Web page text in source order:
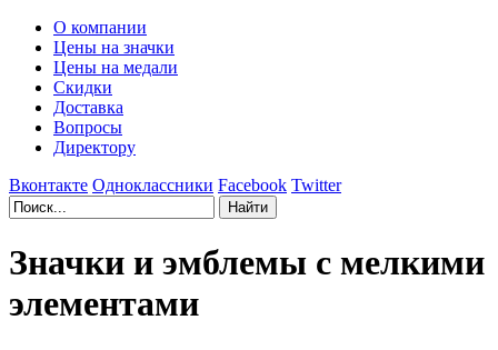
О компании
Цены на значки
Цены на медали
Скидки
Доставка
Вопросы
Директору
Вконтакте Одноклассники Facebook Twitter
Значки и эмблемы с мелкими
элементами